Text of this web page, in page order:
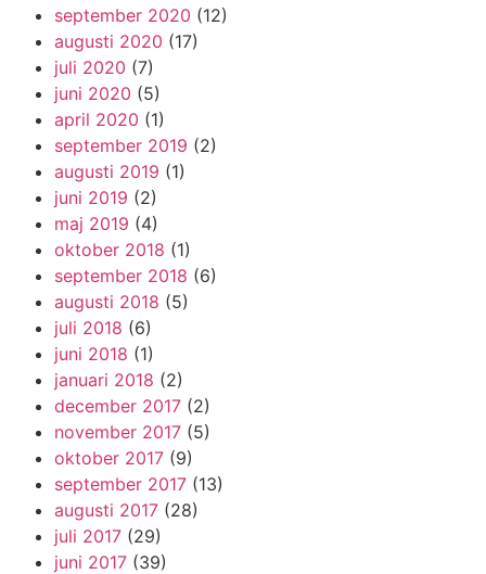
september 2020 (12)
augusti 2020 (17)
juli 2020 (7)
juni 2020 (5)
april 2020 (1)
september 2019 (2)
augusti 2019 (1)
juni 2019 (2)
maj 2019 (4)
oktober 2018 (1)
september 2018 (6)
augusti 2018 (5)
juli 2018 (6)
juni 2018 (1)
januari 2018 (2)
december 2017 (2)
november 2017 (5)
oktober 2017 (9)
september 2017 (13)
augusti 2017 (28)
juli 2017 (29)
juni 2017 (39)